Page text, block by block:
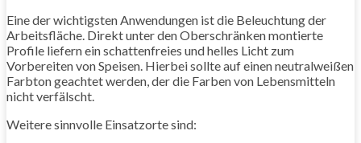
Eine der wichtigsten Anwendungen ist die Beleuchtung der
Arbeitsfläche. Direkt unter den Oberschränken montierte
Profile liefern ein schattenfreies und helles Licht zum
Vorbereiten von Speisen. Hierbei sollte auf einen neutralweißen
Farbton geachtet werden, der die Farben von Lebensmitteln
nicht verfälscht.
Weitere sinnvolle Einsatzorte sind: